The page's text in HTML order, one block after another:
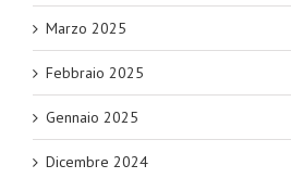
Marzo 2025
Febbraio 2025
Gennaio 2025
Dicembre 2024